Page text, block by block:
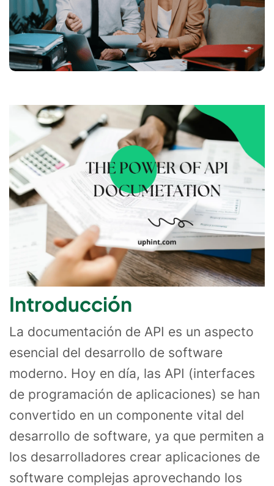
Introducción
La documentación de API es un aspecto
esencial del desarrollo de software
moderno. Hoy en día, las API (interfaces
de programación de aplicaciones) se han
convertido en un componente vital del
desarrollo de software, ya que permiten a
los desarrolladores crear aplicaciones de
software complejas aprovechando los